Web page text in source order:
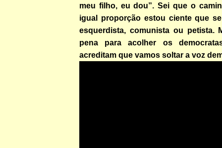
meu filho, eu dou”. Sei que o
igual proporção estou ciente que
esquerdista, comunista ou petista.
pena para acolher os
acreditam que vamos soltar a voz